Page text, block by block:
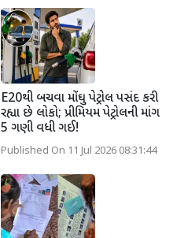
E20થી બચવા મોંઘુ પેટ્રોલ પસંદ કરી
રહ્યા છે લોકો; પ્રીમિયમ પેટ્રોલની માંગ
5 ગણી વધી ગઈ!
Published On 11 Jul 2026 08:31:44